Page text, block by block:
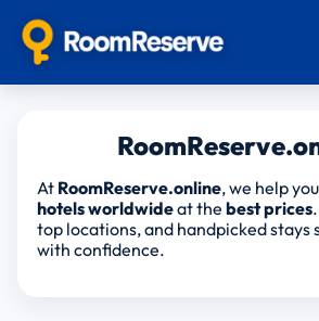
At RoomReserve.online, we help
hotels worldwideat the best prices
top locations, and handpicked stays
with confidence.